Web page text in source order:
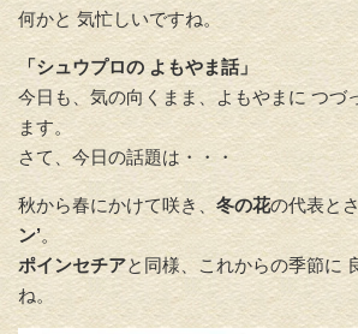
何かと 気忙しいですね。
「シュウプロの よもやま話」
今日も、気の向くまま、よもやまに つづ
ます。
さて、今日の話題は・・・
秋から春にかけて咲き、冬の花の代表と
ン’。
ポインセチアと同様、これからの季節に
ね。